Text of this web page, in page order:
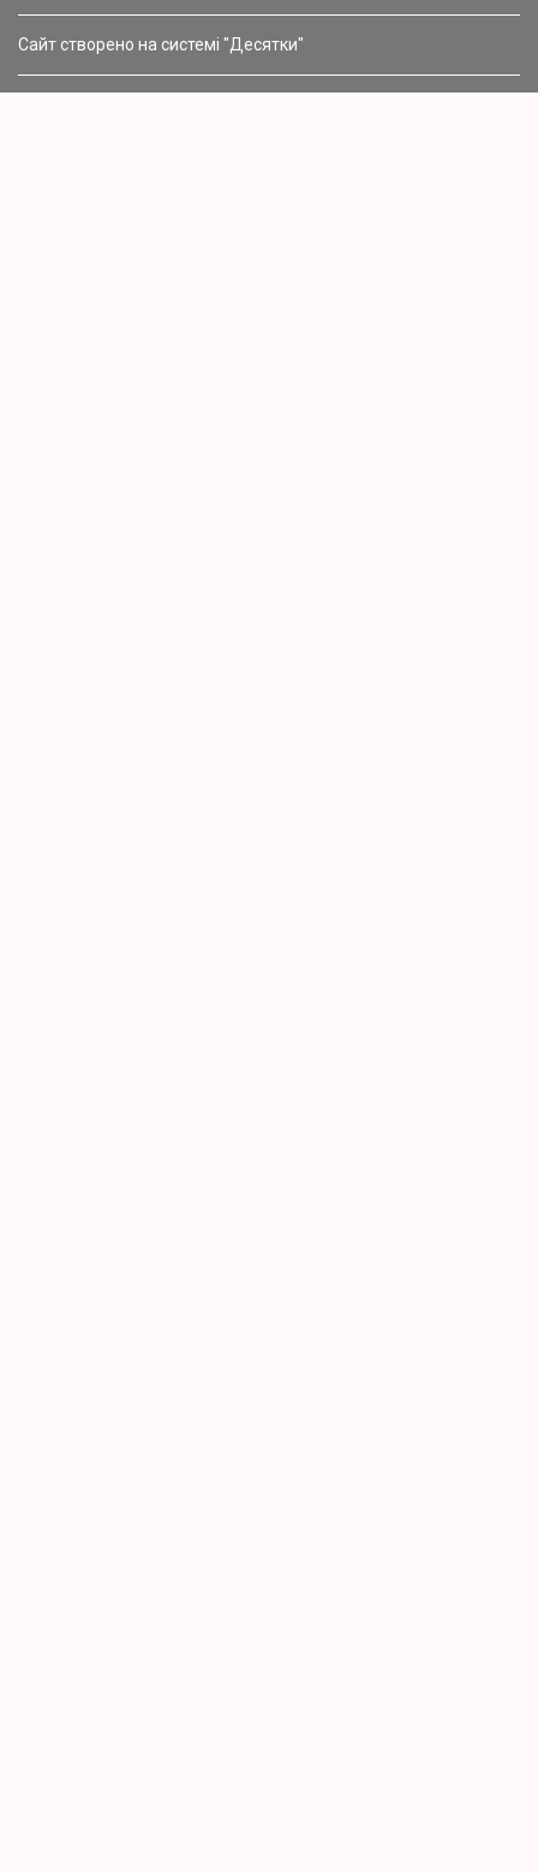
Сайт створено на системі "Десятки"